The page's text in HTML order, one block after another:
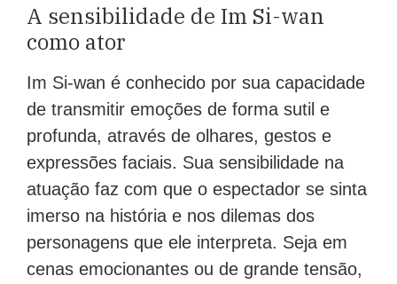
A sensibilidade de Im Si-wan
como ator
Im Si-wan é conhecido por sua capacidade
de transmitir emoções de forma sutil e
profunda, através de olhares, gestos e
expressões faciais. Sua sensibilidade na
atuação faz com que o espectador se sinta
imerso na história e nos dilemas dos
personagens que ele interpreta. Seja em
cenas emocionantes ou de grande tensão,